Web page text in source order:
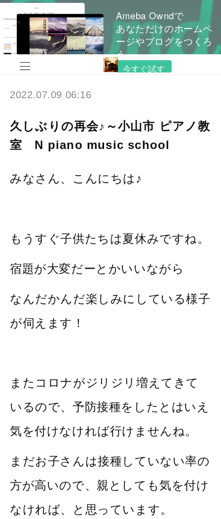
Ameba Owndで
あなただけのホームペ
ージやブログをつくろ
う
今すぐ試す
2022.07.09 06:16
久しぶりの再会♪～小山市 ピアノ教
室 N piano music school
みなさん、こんにちは♪
もうすぐ子供たちは夏休みですね。
宿題が大変だーとかいいながら
なんだかんだ楽しみにしている様子
が伺えます！
またコロナがジリジリ増えてきて
いるので、予防接種をしたとはいえ
気を付けなければ行けませんね。
まだお子さんは接種していない率の
方が高いので、親としても気を付け
なければ、と思っています。